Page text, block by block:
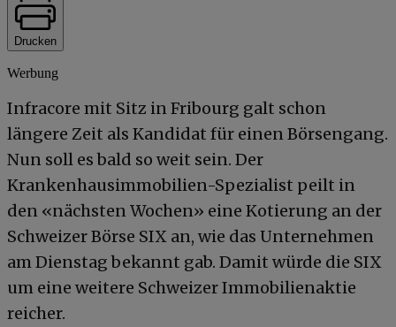
Drucken
Werbung
Infracore mit Sitz in Fribourg galt schon
längere Zeit als Kandidat für einen Börsengang.
Nun soll es bald so weit sein. Der
Krankenhausimmobilien-Spezialist peilt in
den «nächsten Wochen» eine Kotierung an der
Schweizer Börse SIX an, wie das Unternehmen
am Dienstag bekannt gab. Damit würde die SIX
um eine weitere Schweizer Immobilienaktie
reicher.